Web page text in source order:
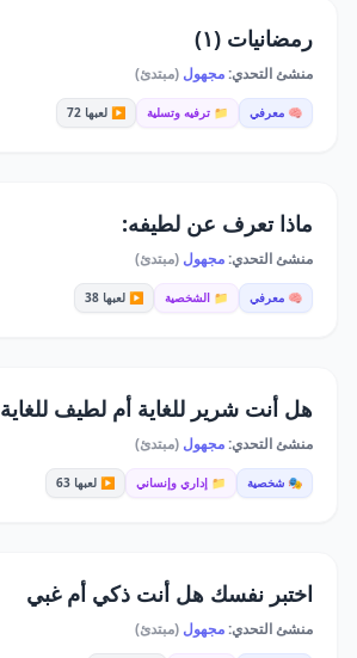
رمضانيات (١)
منشئ التحدي:مجهول (مبتدئ)
🧠 معرفي 📁 ترفيه وتسلية ▶️ لعبها 72
ماذا تعرف عن لطيفه:
منشئ التحدي:مجهول (مبتدئ)
🧠 معرفي 📁 الشخصية ▶️ لعبها 38
هل أنت شرير للغاية أم لطيف للغاية
منشئ التحدي:مجهول (مبتدئ)
🎭 شخصية 📁 إداري وإنساني ▶️ لعبها 63
اختبر نفسك هل أنت ذكي أم غبي
منشئ التحدي:مجهول (مبتدئ)